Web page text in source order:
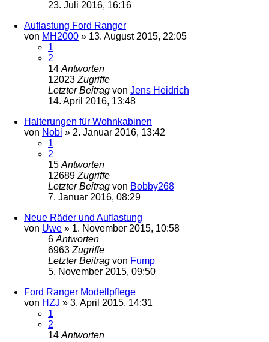
23. Juli 2016, 16:16
Auflastung Ford Ranger
von MH2000 » 13. August 2015, 22:05
1
2
14 Antworten
12023 Zugriffe
Letzter Beitrag von Jens Heidrich
14. April 2016, 13:48
Halterungen für Wohnkabinen
von Nobi » 2. Januar 2016, 13:42
1
2
15 Antworten
12689 Zugriffe
Letzter Beitrag von Bobby268
7. Januar 2016, 08:29
Neue Räder und Auflastung
von Uwe » 1. November 2015, 10:58
6 Antworten
6963 Zugriffe
Letzter Beitrag von Fump
5. November 2015, 09:50
Ford Ranger Modellpflege
von HZJ » 3. April 2015, 14:31
1
2
14 Antworten